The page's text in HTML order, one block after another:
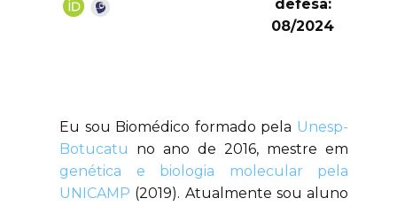
defesa:
08/2024
Eu sou Biomédico formado pela Unesp-
Botucatu
no ano de 2016, mestre em
genética e biologia molecular pela
UNICAMP (2019). Atualmente sou aluno